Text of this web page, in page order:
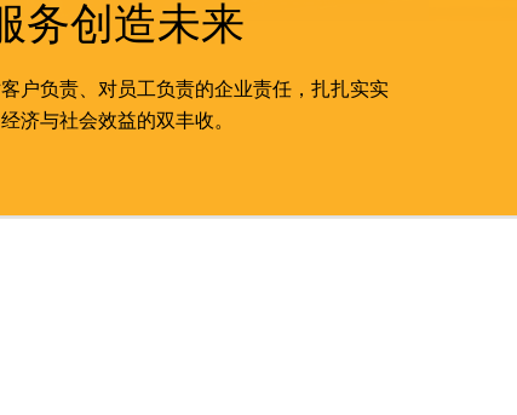
务创造未来
户负责、对员工负责的企业责任，扎扎实实
济与社会效益的双丰收。